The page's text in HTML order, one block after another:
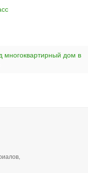
многоквартирный дом в